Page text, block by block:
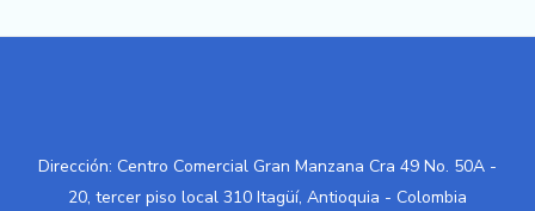
Dirección: Centro Comercial Gran Manzana Cra 49 No. 50A -
20, tercer piso local 310 Itagüí, Antioquia - Colombia